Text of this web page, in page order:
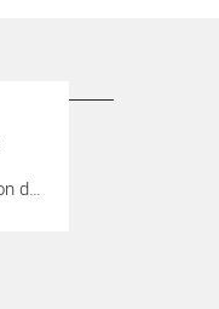
Moussa Sanou, interprète de Créon dans la [...]